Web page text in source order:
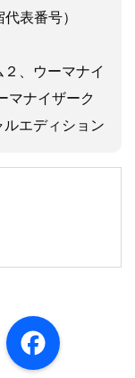
表番号）
、ウーマナイ
マナイザーク
エディション
a
c